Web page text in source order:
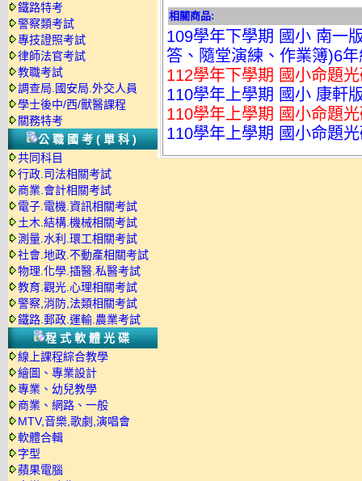
鐵路特考
警察類考試
專技證照考試
律師法官考試
教職考試
調查局.國安局.外交人員
學士後中/西/獸醫課程
關務特考
公職國考(單科)
共同科目
行政.司法相關考試
商業.會計相關考試
電子.電機.資訊相關考試
土木.結構.機械相關考試
測量.水利.環工相關考試
社會.地政.不動產相關考試
物理.化學.插醫.私醫考試
教育.觀光.心理相關考試
警察,消防,法類相關考試
鐵路.郵政.運輸.農業考試
程式軟體光碟
線上課程綜合教學
繪圖、專業設計
專業、幼兒教學
商業、網路、一般
MTV,音樂,歌劇,演唱會
軟體合輯
字型
蘋果電腦
相關商品:
109學年下學期 國小 南一
答、隨堂演練、作業簿)6
112學年下學期 國小命題
110學年上學期 國小 康軒
110學年上學期 國小命題
110學年上學期 國小命題